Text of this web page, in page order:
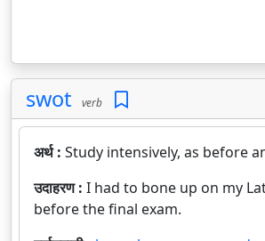
swot verb
अर्थ : Study intensively, as before
उदाहरण : I had to bone up on my
before the final exam.